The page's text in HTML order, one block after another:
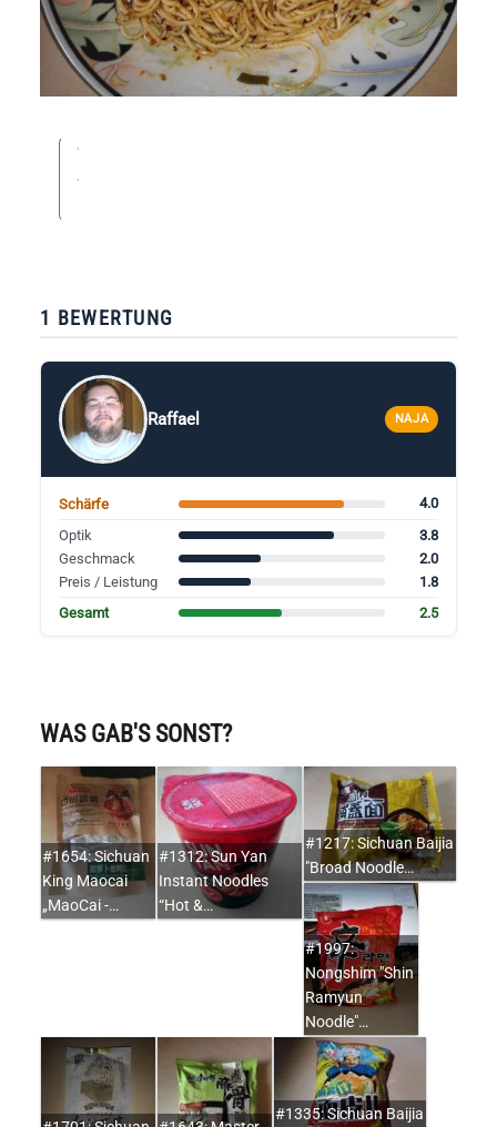
1 BEWERTUNG
Raffael NAJA
Schärfe
4.0
Optik
3.8
Geschmack
2.0
Preis / Leistung
1.8
Gesamt
2.5
WAS GAB'S SONST?
#1654: Sichuan
King Maocai
„MaoCai -…
#1312: Sun Yan
Instant Noodles
“Hot &…
#1217: Sichuan Baijia
"Broad Noodle…
#1997:
Nongshim "Shin
Ramyun
Noodle"…
#1335: Sichuan Baijia